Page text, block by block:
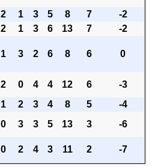
2 1 3 5 8 7
-2
2 1 3 6 13 7 -2
1 3 2 6 8 6 0
2 0 4 4 12 6
-3
1 2 3 4 8 5
-4
0 3 3 5 13 3 -6
0 2 4 3 11 2 -7